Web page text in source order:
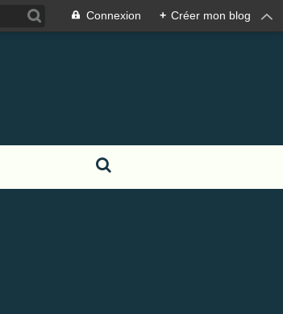
Connexion + Créer mon blog